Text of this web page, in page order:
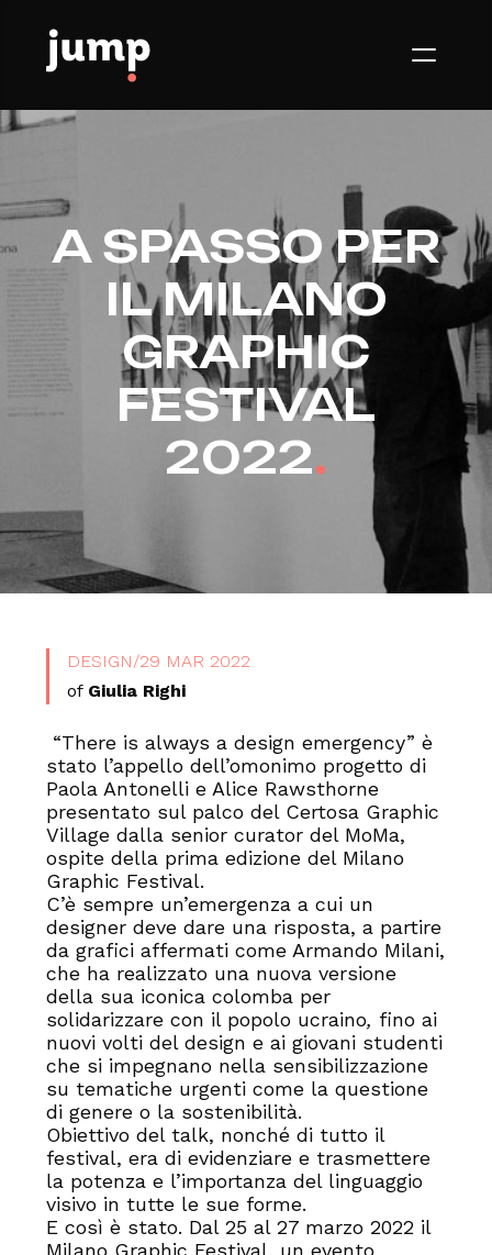
A SPASSO PER
IL MILANO
GRAPHIC
FESTIVAL
2022.
DESIGN/29 MAR 2022
of Giulia Righi
“There is always a design emergency” è
stato l’appello dell’omonimo progetto di
Paola Antonelli e Alice Rawsthorne
presentato sul palco del Certosa Graphic
Village dalla senior curator del MoMa,
ospite della prima edizione del Milano
Graphic Festival.
C’è sempre un’emergenza a cui un
designer deve dare una risposta, a partire
da grafici affermati come Armando Milani,
che ha realizzato una nuova versione
della sua iconica colomba per
solidarizzare con il popolo ucraino, fino ai
nuovi volti del design e ai giovani studenti
che si impegnano nella sensibilizzazione
su tematiche urgenti come la questione
di genere o la sostenibilità.
Obiettivo del talk, nonché di tutto il
festival, era di evidenziare e trasmettere
la potenza e l’importanza del linguaggio
visivo in tutte le sue forme.
E così è stato. Dal 25 al 27 marzo 2022 il
Milano Graphic Festival, un evento